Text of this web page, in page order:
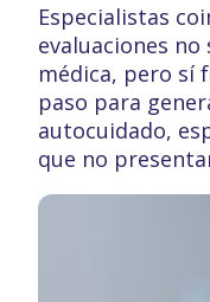
Especialistas
evaluaciones
médica, pero sí
paso para
autocuidado,
que no